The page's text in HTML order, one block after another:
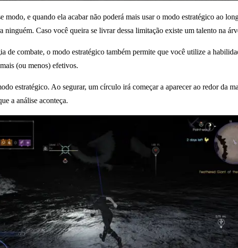
e quando ela acabar não poderá mais usar o modo estratégico ao
Caso você queira se livrar dessa limitação existe um talento na
de combate, o modo estratégico também permite que você utilize a
(ou menos) efetivos.
estratégico. Ao segurar, um círculo irá começar a aparecer ao redor da
a análise aconteça.